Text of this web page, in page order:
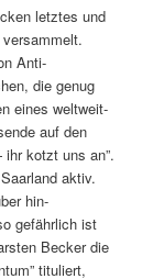
let­ztes und
Anti­
die genug
eines weltweit­
auf den
kotzt uns an”.
aktiv.
hin­
gefährlich ist
Beck­er die
tit­uliert,